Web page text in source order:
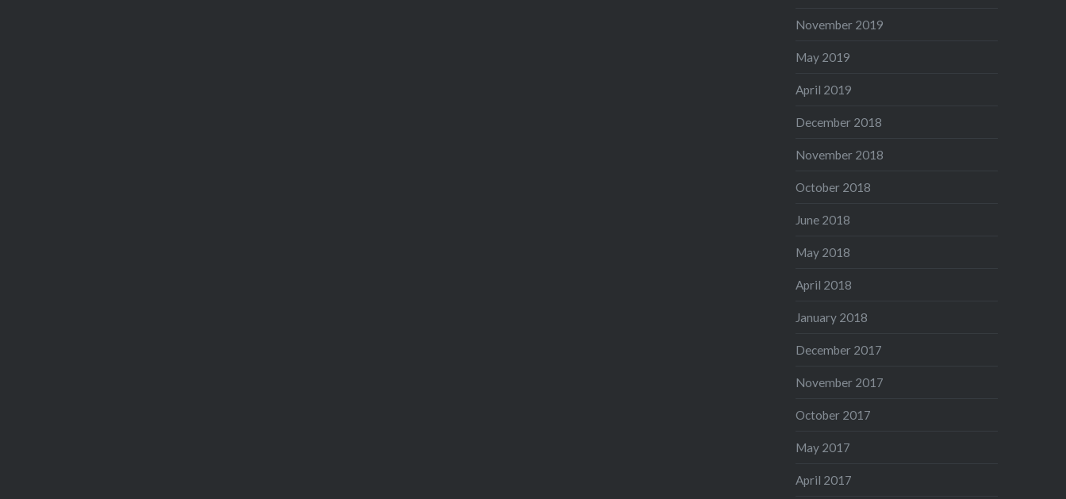
November 2019
May 2019
April 2019
December 2018
November 2018
October 2018
June 2018
May 2018
April 2018
January 2018
December 2017
November 2017
October 2017
May 2017
April 2017